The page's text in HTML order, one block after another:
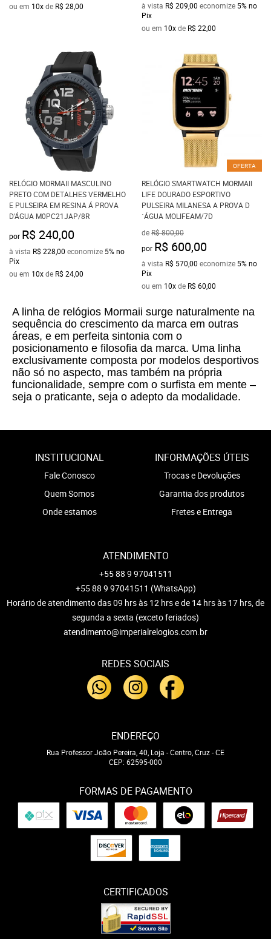
ou em 10xde R$ 28,00 à vista R$ 209,00 economize 5%no
Pix
ou em 10xde R$ 22,00
RELÓGIO MORMAII MASCULINO
PRETO COM DETALHES VERMELHO
E PULSEIRA EM RESINA Á PROVA
D'ÁGUA M0PC21JAP/8R
por R$ 240,00
à vista R$ 228,00 economize 5%no
Pix
ou em 10xde R$ 24,00
OFERTA
RELÓGIO SMARTWATCH MORMAII
LIFE DOURADO ESPORTIVO
PULSEIRA MILANESA A PROVA D
´ÁGUA MOLIFEAM/7D
deR$ 800,00
por R$ 600,00
à vista R$ 570,00 economize 5%no
Pix
ou em 10xde R$ 60,00
A linha de relógios Mormaii surge naturalmente na
sequência do crescimento da marca em outras
áreas, e em perfeita sintonia com o
posicionamento e filosofia da marca. Uma linha
exclusivamente composta por modelos desportivos
não só no aspecto, mas também na própria
funcionalidade, sempre com o surfista em mente –
seja o praticante, seja o adepto da modalidade.
INSTITUCIONAL
Fale Conosco
Quem Somos
Onde estamos
INFORMAÇÕES ÚTEIS
Trocas e Devoluções
Garantia dos produtos
Fretes e Entrega
ATENDIMENTO
+55 88 9 97041511
+55 88 9 97041511 (WhatsApp)
Horário de atendimento das 09 hrs às 12 hrs e de 14 hrs às 17 hrs, de
segunda a sexta (exceto feriados)
atendimento@imperialrelogios.com.br
REDES SOCIAIS
ENDEREÇO
Rua Professor João Pereira, 40, Loja -Centro, Cruz-CE
CEP: 62595-000
FORMAS DE PAGAMENTO
CERTIFICADOS